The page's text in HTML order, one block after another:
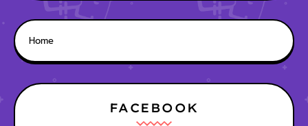
Home
FACEBOOK